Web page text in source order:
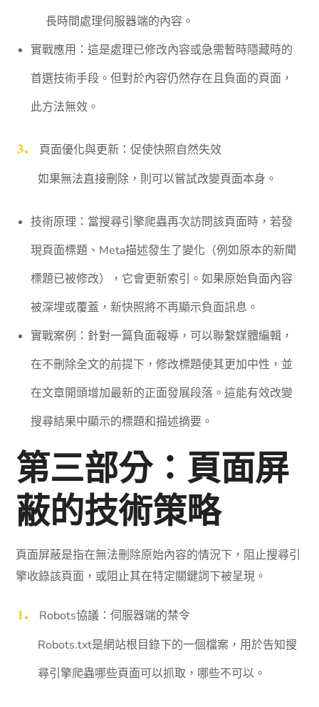
長時間處理伺服器端的內容。
實戰應用：這是處理已修改內容或急需暫時隱藏時的
首選技術手段。但對於內容仍然存在且負面的頁面，
此方法無效。
頁面優化與更新：促使快照自然失效
如果無法直接刪除，則可以嘗試改變頁面本身。
技術原理：當搜尋引擎爬蟲再次訪問該頁面時，若發
現頁面標題、Meta描述發生了變化（例如原本的新聞
標題已被修改），它會更新索引。如果原始負面內容
被深埋或覆蓋，新快照將不再顯示負面訊息。
實戰案例：針對一篇負面報導，可以聯繫媒體編輯，
在不刪除全文的前提下，修改標題使其更加中性，並
在文章開頭增加最新的正面發展段落。這能有效改變
搜尋結果中顯示的標題和描述摘要。
第三部分：頁面屏
蔽的技術策略
頁面屏蔽是指在無法刪除原始內容的情況下，阻止搜尋引
擎收錄該頁面，或阻止其在特定關鍵詞下被呈現。
Robots協議：伺服器端的禁令
Robots.txt是網站根目錄下的一個檔案，用於告知搜
尋引擎爬蟲哪些頁面可以抓取，哪些不可以。